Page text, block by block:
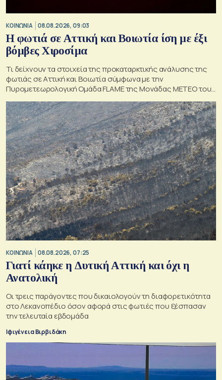
ΚΟΙΝΩΝΙΑ 08.08.2026, 09:03
Η φωτιά σε Αττική και Βοιωτία ίση με έξι
βόμβες Χιροσίμα
Τι δείχνουν τα στοιχεία της προκαταρκτικής ανάλυσης της
φωτιάς σε Αττική και Βοιωτία σύμφωνα με την
Πυρομετεωρολογική Ομάδα FLAME της Μονάδας ΜΕΤΕΟ του
Εθνικού Αστεροσκοπείου Αθηνών.
ΚΟΙΝΩΝΙΑ 08.08.2026, 07:25
Γιατί κάηκε η Δυτική Αττική και όχι η
Ανατολική
Oι τρεις παράγοντες που δικαιολογούν τη διαφορετικότητα
στο Λεκανοπέδιο όσον αφορά στις φωτιές που ξέσπασαν
την τελευταία εβδομάδα
Ιφιγένεια Βιρβιδάκη